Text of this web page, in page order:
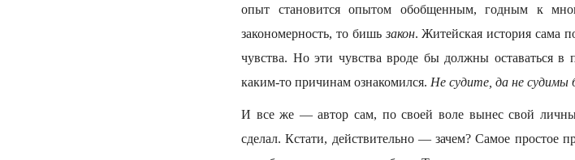
опыт становится опытом обобщенным, годным к
закономерность, то бишь закон. Житейская история сама
чувства. Но эти чувства вроде бы должны оставаться в
каким-то причинам ознакомился. Не судите, да не судимы
И все же — автор сам, по своей воле вынес свой
сделал. Кстати, действительно — зачем? Самое простое